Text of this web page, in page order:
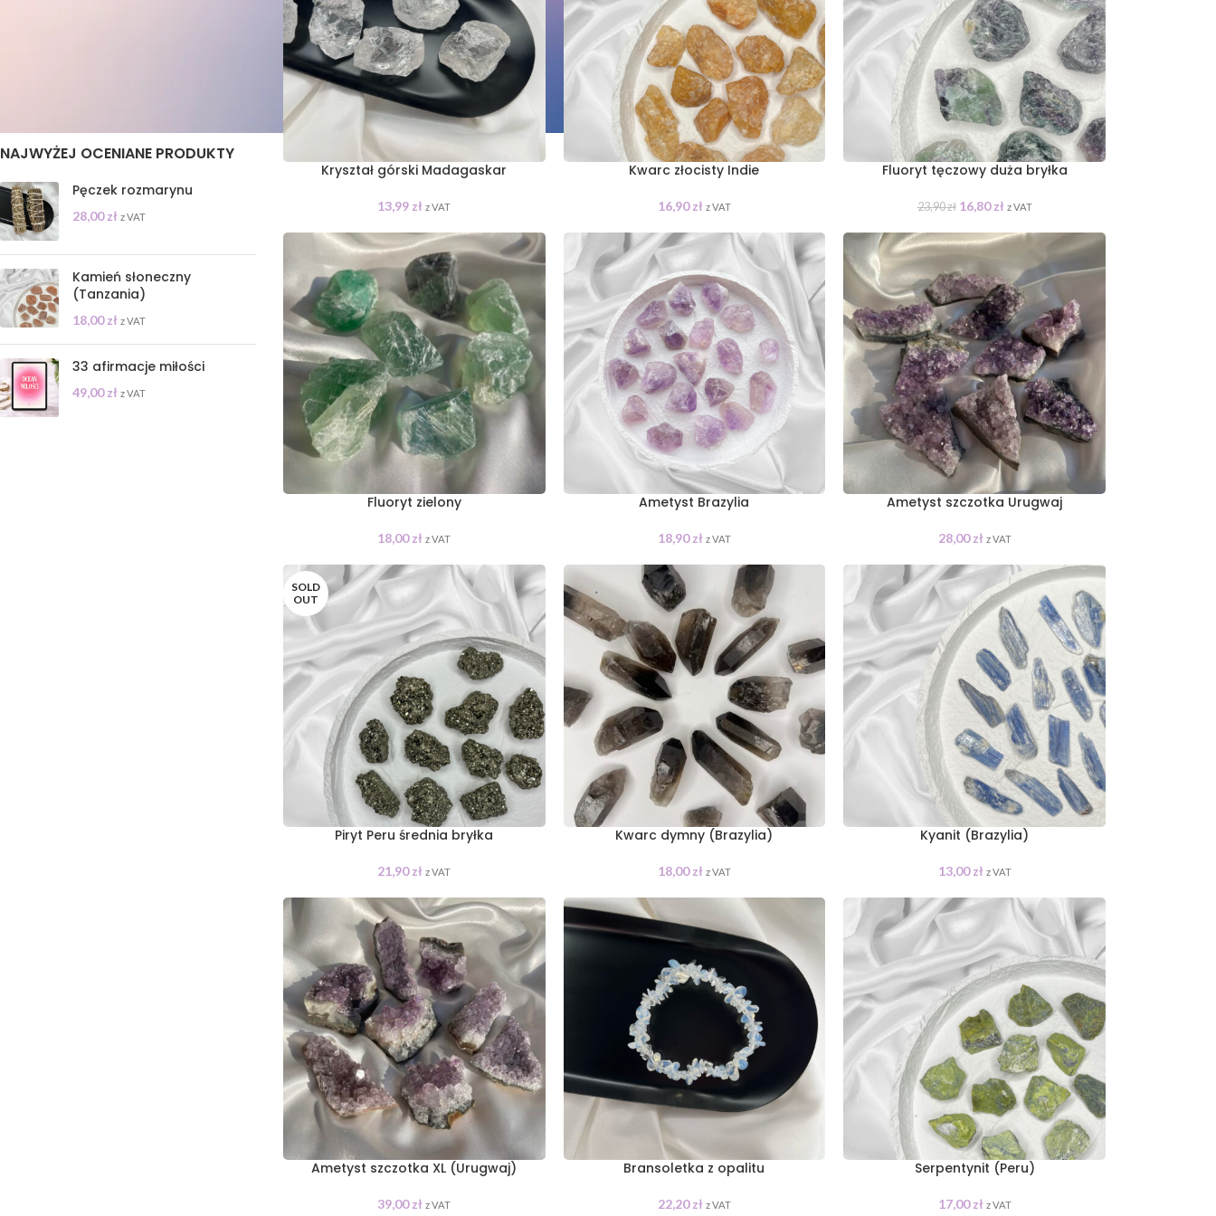
NAJWYŻEJ OCENIANE PRODUKTY
Pęczek rozmarynu
28,00zł z VAT
Kamień słoneczny
(Tanzania)
18,00zł z VAT
33 afirmacje miłości
49,00zł z VAT
Kryształ górski Madagaskar
13,99 zł z VAT
Kwarc złocisty Indie
16,90zł z VAT
Fluoryt tęczowy duża bryłka
23,90zł 16,80zł z VAT
Fluoryt zielony
18,00zł z VAT
Ametyst Brazylia
18,90zł z VAT
Ametyst szczotka Urugwaj
28,00zł z VAT
SOLD
OUT
Piryt Peru średnia bryłka
21,90zł z VAT
Kwarc dymny (Brazylia)
18,00zł z VAT
Kyanit (Brazylia)
13,00zł z VAT
Ametyst szczotka XL (Urugwaj)
39,00zł z VAT
Bransoletka z opalitu
22,20zł z VAT
Serpentynit (Peru)
17,00zł z VAT